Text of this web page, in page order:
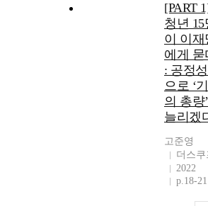
[PART
청년 15
이 이재
에게 묻
: 공정
으로 ‘
의 총량’
늘리겠
고준영
더스쿠
2022
p.18-21